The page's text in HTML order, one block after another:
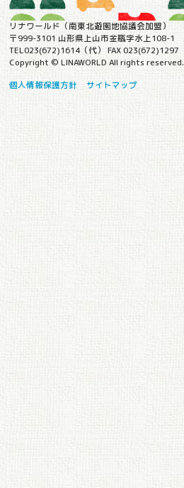
リナワールド（南東北遊園地協議会加盟）
〒999-3101 山形県上山市金瓶字水上108-1
TEL023(672)1614（代） FAX 023(672)1297
Copyright © LINAWORLD All rights reserved.
個人情報保護方針
サイトマップ